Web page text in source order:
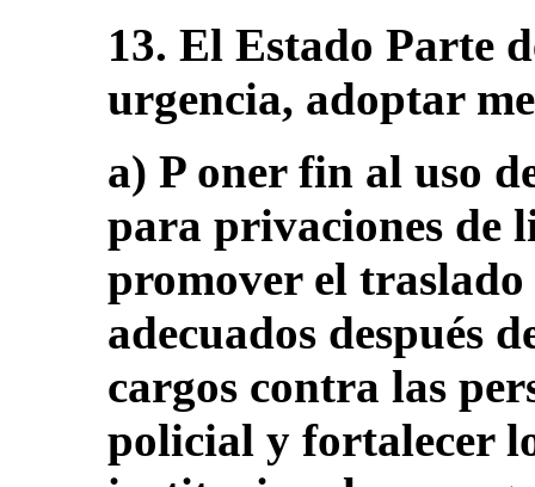
13. El Estado Parte
urgencia, adoptar
a) P oner fin al uso
para privaciones de
promover el traslado
adecuados después
cargos contra las
policial y fortalecer